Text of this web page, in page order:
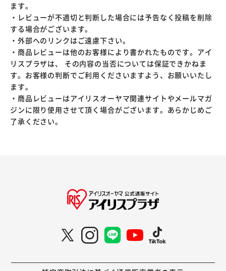
ます。
・レビューが不適切と判断した場合には予告なく投稿を削除
する場合がございます。
・外部へのリンクはご遠慮下さい。
・商品レビューは他のお客様により書かれたものです。アイ
リスプラザは、 その内容の当否については保証できかねま
す。お客様の判断でご利用くださいますよう、お願いいたし
ます。
・商品レビューはアイリスオーヤマ関連サイトやメールマガ
ジンに限り使用させて頂く場合がございます。あらかじめご
了承ください。